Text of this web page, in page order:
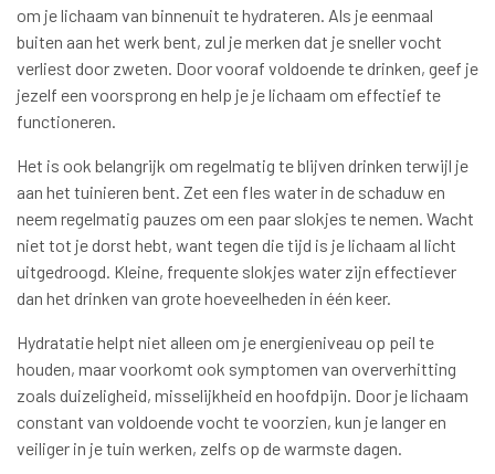
om je lichaam van binnenuit te hydrateren. Als je eenmaal
buiten aan het werk bent, zul je merken dat je sneller vocht
verliest door zweten. Door vooraf voldoende te drinken, geef je
jezelf een voorsprong en help je je lichaam om effectief te
functioneren.
Het is ook belangrijk om regelmatig te blijven drinken terwijl je
aan het tuinieren bent. Zet een fles water in de schaduw en
neem regelmatig pauzes om een paar slokjes te nemen. Wacht
niet tot je dorst hebt, want tegen die tijd is je lichaam al licht
uitgedroogd. Kleine, frequente slokjes water zijn effectiever
dan het drinken van grote hoeveelheden in één keer.
Hydratatie helpt niet alleen om je energieniveau op peil te
houden, maar voorkomt ook symptomen van oververhitting
zoals duizeligheid, misselijkheid en hoofdpijn. Door je lichaam
constant van voldoende vocht te voorzien, kun je langer en
veiliger in je tuin werken, zelfs op de warmste dagen.